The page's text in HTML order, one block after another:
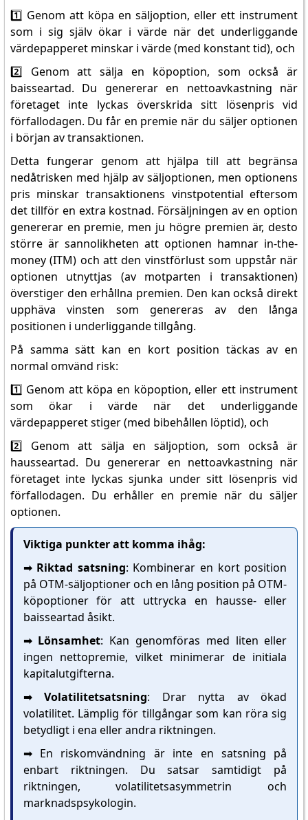
1️⃣ Genom att köpa en säljoption, eller ett instrument
som i sig själv ökar i värde när det underliggande
värdepapperet minskar i värde (med konstant tid), och
2️⃣ Genom att sälja en köpoption, som också är
baisseartad. Du genererar en nettoavkastning när
företaget inte lyckas överskrida sitt lösenpris vid
förfallodagen. Du får en premie när du säljer optionen
i början av transaktionen.
Detta fungerar genom att hjälpa till att begränsa
nedåtrisken med hjälp av säljoptionen, men optionens
pris minskar transaktionens vinstpotential eftersom
det tillför en extra kostnad. Försäljningen av en option
genererar en premie, men ju högre premien är, desto
större är sannolikheten att optionen hamnar in-the-
money (ITM) och att den vinstförlust som uppstår när
optionen utnyttjas (av motparten i transaktionen)
överstiger den erhållna premien. Den kan också direkt
upphäva vinsten som genereras av den långa
positionen i underliggande tillgång.
På samma sätt kan en kort position täckas av en
normal omvänd risk:
1️⃣ Genom att köpa en köpoption, eller ett instrument
som ökar i värde när det underliggande
värdepapperet stiger (med bibehållen löptid), och
2️⃣ Genom att sälja en säljoption, som också är
hausseartad. Du genererar en nettoavkastning när
företaget inte lyckas sjunka under sitt lösenpris vid
förfallodagen. Du erhåller en premie när du säljer
optionen.
Viktiga punkter att komma ihåg:
➡️ Riktad satsning: Kombinerar en kort position
på OTM-säljoptioner och en lång position på OTM-
köpoptioner för att uttrycka en hausse- eller
baisseartad åsikt.
➡️ Lönsamhet: Kan genomföras med liten eller
ingen nettopremie, vilket minimerar de initiala
kapitalutgifterna.
➡️ Volatilitetsatsning: Drar nytta av ökad
volatilitet. Lämplig för tillgångar som kan röra sig
betydligt i ena eller andra riktningen.
➡️ En riskomvändning är inte en satsning på
enbart riktningen. Du satsar samtidigt på
riktningen, volatilitetsasymmetrin och
marknadspsykologin.